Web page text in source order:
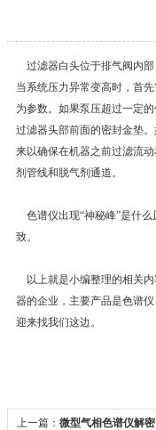
过滤器白头位于排气阀内部
当系统压力异常变高时，首
为参数。如果泵压超过一定
过滤器头部前面的密封金垫
来以确保在机器之前过滤流
剂管线和脱气剂通道。
色谱仪出现“神秘峰”是什
致。
以上就是小编整理的相关内
器的企业，主要产品是色谱
迎来找我们这边。
上一篇： 微型气相色谱仪解